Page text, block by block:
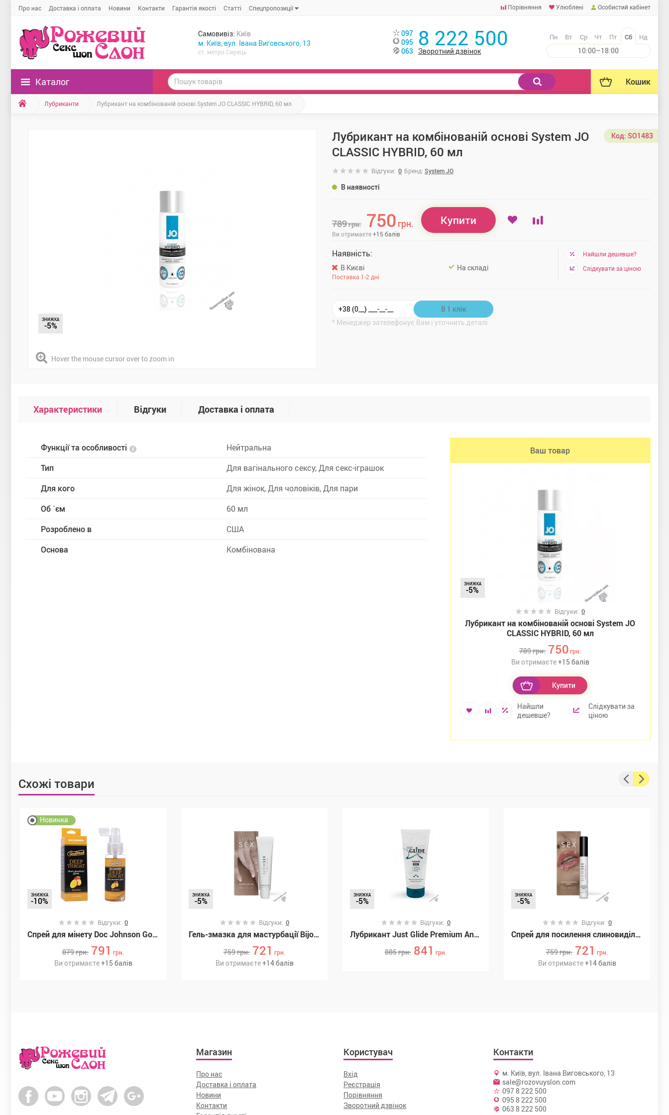
Про нас Доставка і оплата Новини Контакти Гарантія якості Статті Спецпропозиції Порівняння Улюблені Особистий кабінет
Самовивіз: Київ
м. Київ, вул. Івана Виговського, 13
ст. метро Сирець
097
095
063
8 222 500
Зворотний дзвінок
Пн Вт Ср Чт Пт Сб Нд
10:00–18:00
Каталог Кошик
Лубриканти Лубрикант на комбінованій основі System JO CLASSIC HYBRID, 60 мл
ЗНИЖКА
-5%
Hover the mouse cursor over to zoom in
Лубрикант на комбінованій основі System JO
CLASSIC HYBRID, 60 мл
Код: SO1483
Відгуки: 0 Бренд: System JO
В наявності
789грн. 750 грн.
Ви отримаєте+15 балів
Купити
Наявність:
В Києві
Поставка 1-2 дні
На складі
Найшли дешевше?
Слідкувати за ціною
* Менеджер зателефонує Вам і уточнить деталі.
Характеристики Відгуки Доставка і оплата
Функції та особливості
Нейтральна
Тип
Для вагінального сексу, Для секс-іграшок
Для кого
Для жінок, Для чоловіків, Для пари
Об `єм
60 мл
Розроблено в
США
Основа
Комбінована
Ваш товар
ЗНИЖКА
-5%
Відгуки:0
Лубрикант на комбінованій основі System JO
CLASSIC HYBRID, 60 мл
789грн. 750 грн.
Ви отримаєте+15 балів
Купити
Найшли
дешевше?
Слідкувати за
ціною
Схожі товари
Новинка
ЗНИЖКА
-10%
Відгуки: 0
Спрей для мінету Doc Johnson GoodHead DeepThroat Spray – Mango 59 мл для глибокого мінету, (SX3465)
879грн. 791 грн.
Ви отримаєте+15 балів
ЗНИЖКА
-5%
Відгуки: 0
Гель-змазка для мастурбації Bijoux Indiscrets SLOW SEX - Finger play gel (SO5901)
759грн. 721 грн.
Ви отримаєте+14балів
ЗНИЖКА
-5%
Відгуки: 0
Лубрикант Just Glide Premium Anal, 200 мл (71326257010000)
885грн. 841 грн.
ЗНИЖКА
-5%
Відгуки: 0
Спрей для посилення слиновиділення Bijoux Indiscrets SLOW SEX - Mouthwatering spray (SO5908)
759грн. 721 грн.
Ви отримаєте+14балів
Магазин
Про нас
Доставка і оплата
Новини
Контакти
Користувач
Вхід
Реєстрація
Порівняння
Зворотний дзвінок
Контакти
м. Київ, вул. Івана Виговського, 13
sale@rozovuyslon.com
097 8 222 500
095 8 222 500
063 8 222 500